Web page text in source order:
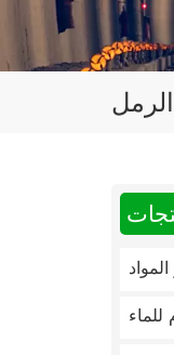
للماء